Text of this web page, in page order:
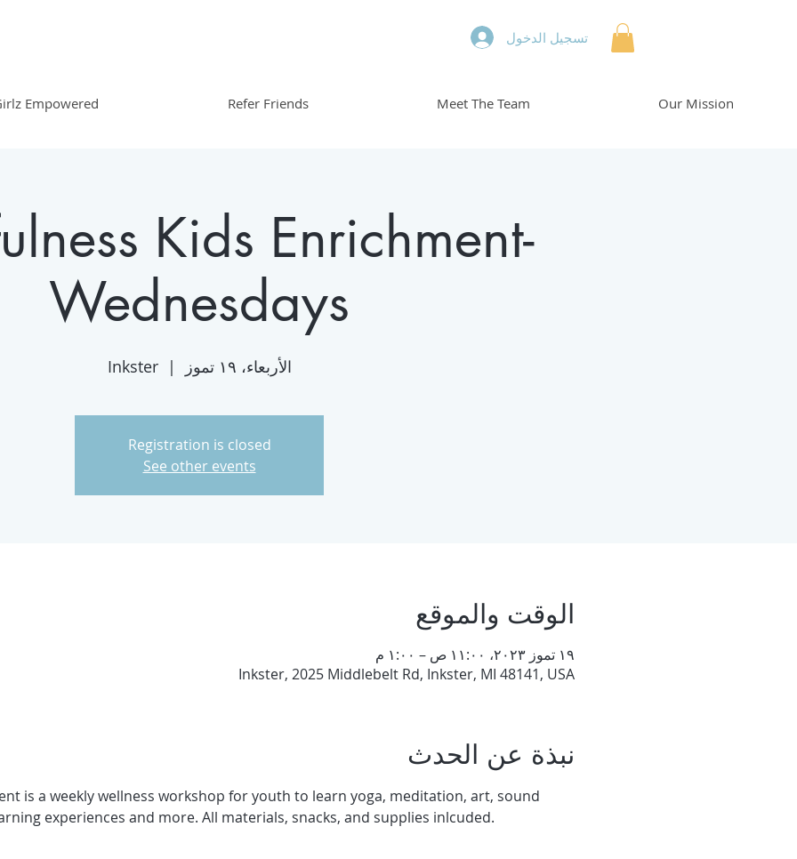
تسجيل الدخول
Empowered Refer Friends Meet The Team Our Mission
Kids Enrichment-
Wednesdays
الأربعاء، ١٩ تموز
  |
Inkster
Registration is closed
See other events
الوقت والموقع
١٩ تموز ٢٠٢٣، ١١:٠٠ ص – ١:٠٠ م
Inkster, 2025 Middlebelt Rd, Inkster, MI 48141, USA
نبذة عن الحدث
is a weekly wellness workshop for youth to learn yoga, meditation, art, sound
experiences and more. All materials, snacks, and supplies inlcuded.